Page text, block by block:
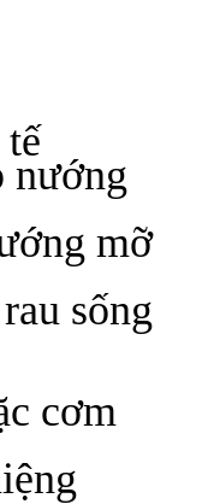
nướng
mỡ
sống
cơm